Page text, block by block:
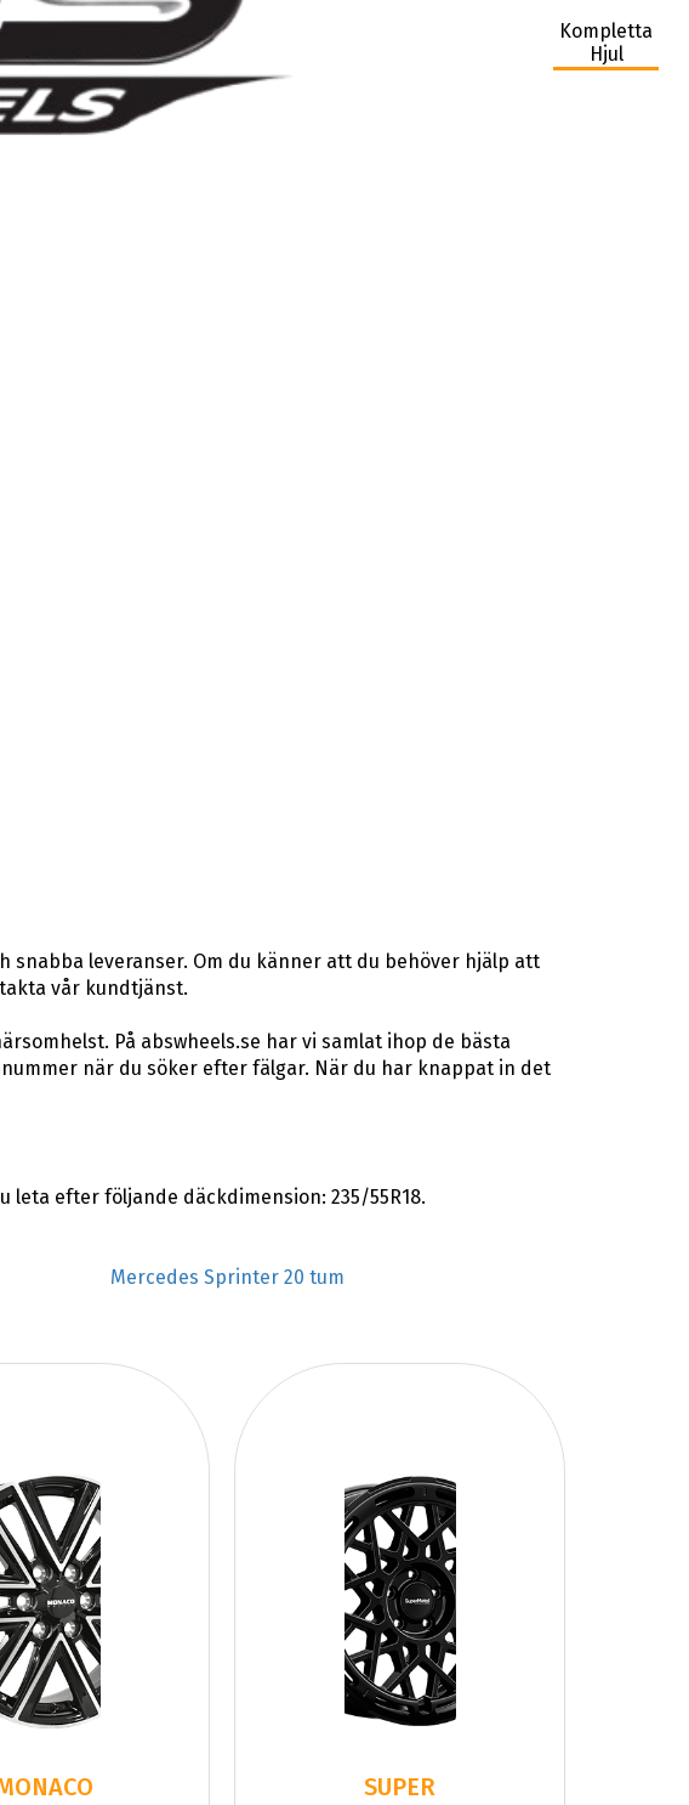
Kompletta
Hjul
snabba leveranser. Om du känner att du behöver hjälp att
vår kundtjänst.
På abswheels.se har vi samlat ihop de bästa
när du söker efter fälgar. När du har knappat in det
leta efter följande däckdimension: 235/55R18.
Mercedes Sprinter 20 tum
SUPER